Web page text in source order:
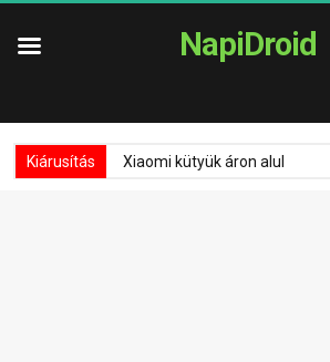
NapiDroid
Kiárusítás Xiaomi kütyük áron alul